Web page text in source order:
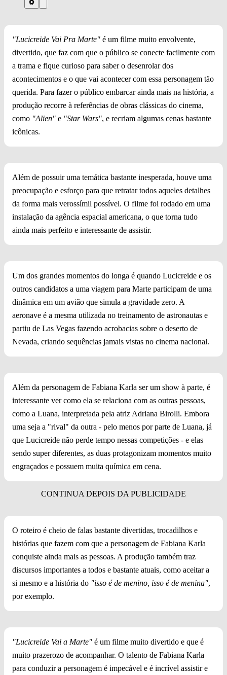
"Lucicreide Vai Pra Marte" é um filme muito envolvente,
divertido, que faz com que o público se conecte facilmente com
a trama e fique curioso para saber o desenrolar dos
acontecimentos e o que vai acontecer com essa personagem tão
querida. Para fazer o público embarcar ainda mais na história, a
produção recorre à referências de obras clássicas do cinema,
como "Alien" e "Star Wars", e recriam algumas cenas bastante
icônicas.
Além de possuir uma temática bastante inesperada, houve uma
preocupação e esforço para que retratar todos aqueles detalhes
da forma mais verossímil possível. O filme foi rodado em uma
instalação da agência espacial americana, o que torna tudo
ainda mais perfeito e interessante de assistir.
Um dos grandes momentos do longa é quando Lucicreide e os
outros candidatos a uma viagem para Marte participam de uma
dinâmica em um avião que simula a gravidade zero. A
aeronave é a mesma utilizada no treinamento de astronautas e
partiu de Las Vegas fazendo acrobacias sobre o deserto de
Nevada, criando sequências jamais vistas no cinema nacional.
Além da personagem de Fabiana Karla ser um show à parte, é
interessante ver como ela se relaciona com as outras pessoas,
como a Luana, interpretada pela atriz Adriana Birolli. Embora
uma seja a "rival" da outra - pelo menos por parte de Luana, já
que Lucicreide não perde tempo nessas competições - e elas
sendo super diferentes, as duas protagonizam momentos muito
engraçados e possuem muita química em cena.
O roteiro é cheio de falas bastante divertidas, trocadilhos e
histórias que fazem com que a personagem de Fabiana Karla
conquiste ainda mais as pessoas. A produção também traz
discursos importantes a todos e bastante atuais, como aceitar a
si mesmo e a história do "isso é de menino, isso é de menina",
por exemplo.
"Lucicreide Vai a Marte" é um filme muito divertido e que é
muito prazerozo de acompanhar. O talento de Fabiana Karla
para conduzir a personagem é impecável e é incrível assistir e